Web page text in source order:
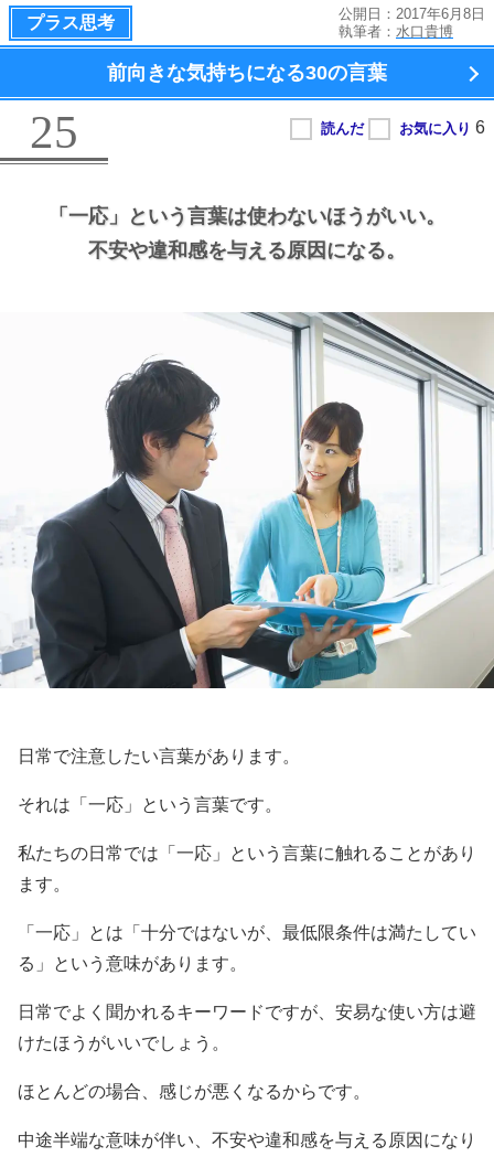
プラス思考
公開日：2017年6月8日
執筆者： 水口貴博
前向きな気持ちになる30の言葉
25
「一応」という言葉は使わないほうがいい。
不安や違和感を与える原因になる。
日常で注意したい言葉があります。
それは「一応」という言葉です。
私たちの日常では「一応」という言葉に触れることがあり
ます。
「一応」とは「十分ではないが、最低限条件は満たしてい
る」という意味があります。
日常でよく聞かれるキーワードですが、安易な使い方は避
けたほうがいいでしょう。
ほとんどの場合、感じが悪くなるからです。
中途半端な意味が伴い、不安や違和感を与える原因になり